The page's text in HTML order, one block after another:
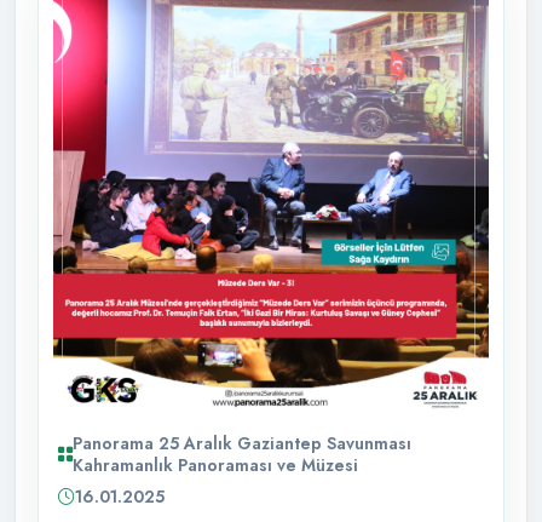
Panorama 25 Aralık Gaziantep Savunması
Kahramanlık Panoraması ve Müzesi
16.01.2025